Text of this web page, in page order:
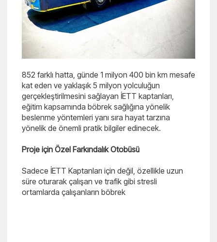
852 farklı hatta, günde 1 milyon 400 bin km mesafe
kat eden ve yaklaşık 5 milyon yolculuğun
gerçekleştirilmesini sağlayan İETT kaptanları,
eğitim kapsamında böbrek sağlığına yönelik
beslenme yöntemleri yanı sıra hayat tarzına
yönelik de önemli pratik bilgiler edinecek.
Proje için Özel Farkındalık Otobüsü
Sadece İETT Kaptanları için değil, özellikle uzun
süre oturarak çalışan ve trafik gibi stresli
ortamlarda çalışanların böbrek